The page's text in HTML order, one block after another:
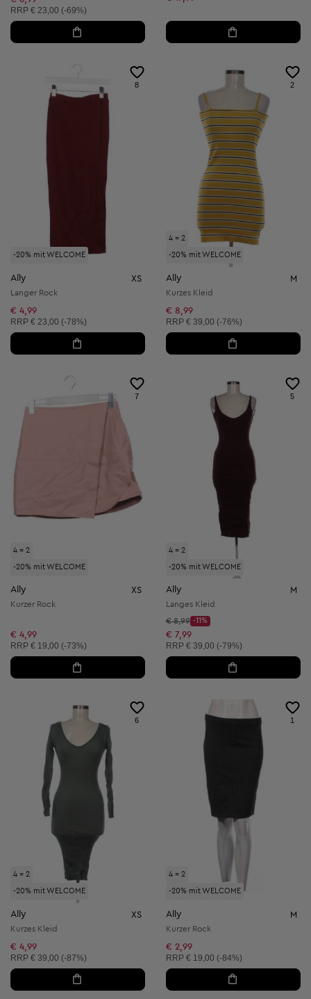
Unverbindliche Preisempfehlung:
RRP € 23,00 (-69%)
-20% mit WELCOME
8
Ally XS
Langer Rock
€ 4,99
Unverbindliche Preisempfehlung:
RRP € 23,00 (-78%)
4 = 2
-20% mit WELCOME
2
Ally M
Kurzes Kleid
€ 8,99
Unverbindliche Preisempfehlung:
RRP € 39,00 (-76%)
4 = 2
-20% mit WELCOME
7
Ally XS
Kurzer Rock
€ 4,99
Unverbindliche Preisempfehlung:
RRP € 19,00 (-73%)
4 = 2
-20% mit WELCOME
5
Ally M
Langes Kleid
Startpreis:
€ 8,99
Discount Price:
-11%
Reduzierter Preis:
€ 7,99
Unverbindliche Preisempfehlung:
RRP € 39,00 (-79%)
4 = 2
-20% mit WELCOME
6
Ally XS
Kurzes Kleid
€ 4,99
Unverbindliche Preisempfehlung:
RRP € 39,00 (-87%)
4 = 2
-20% mit WELCOME
1
Ally M
Kurzer Rock
€ 2,99
Unverbindliche Preisempfehlung:
RRP € 19,00 (-84%)